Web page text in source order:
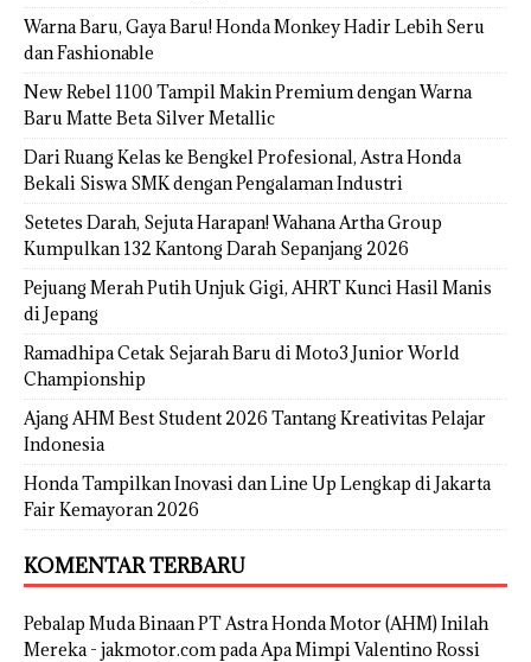
Warna Baru, Gaya Baru! Honda Monkey Hadir Lebih Seru
dan Fashionable
New Rebel 1100 Tampil Makin Premium dengan Warna
Baru Matte Beta Silver Metallic
Dari Ruang Kelas ke Bengkel Profesional, Astra Honda
Bekali Siswa SMK dengan Pengalaman Industri
Setetes Darah, Sejuta Harapan! Wahana Artha Group
Kumpulkan 132 Kantong Darah Sepanjang 2026
Pejuang Merah Putih Unjuk Gigi, AHRT Kunci Hasil Manis
di Jepang
Ramadhipa Cetak Sejarah Baru di Moto3 Junior World
Championship
Ajang AHM Best Student 2026 Tantang Kreativitas Pelajar
Indonesia
Honda Tampilkan Inovasi dan Line Up Lengkap di Jakarta
Fair Kemayoran 2026
KOMENTAR TERBARU
Pebalap Muda Binaan PT Astra Honda Motor (AHM) Inilah
Mereka - jakmotor.compada Apa Mimpi Valentino Rossi